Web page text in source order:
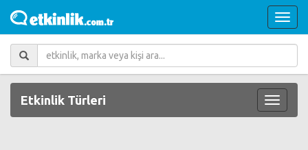
Etkinlik Türleri